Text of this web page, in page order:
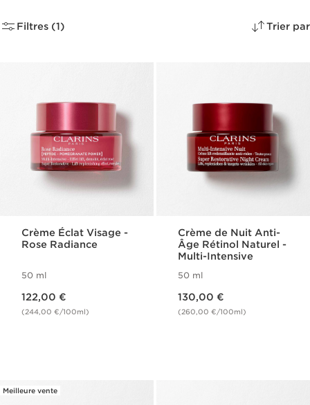
Filtres (1) Trier par
Crème Éclat Visage -
Rose Radiance
50 ml
122,00 €
(244,00 €/100ml)
Crème de Nuit Anti-
Âge Rétinol Naturel -
Multi-Intensive
50 ml
130,00 €
(260,00 €/100ml)
Meilleure vente